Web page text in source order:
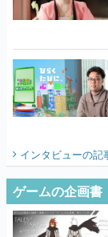
インタビューの記